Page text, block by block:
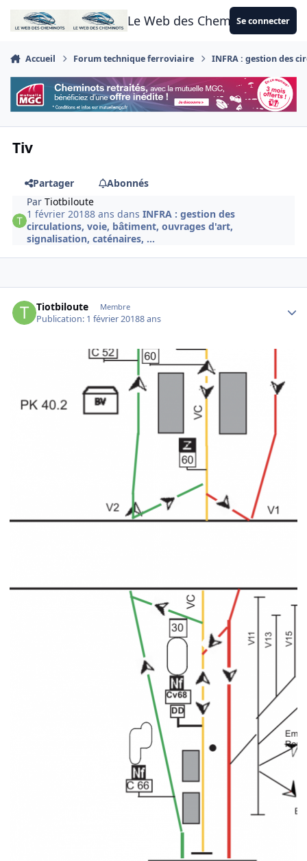
Aller au contenu
Le Web des CheminotsSe connecter
Accueil Forum technique ferroviaire INFRA : gestion des
Tiv
Partager
Abonnés
ParTiotbiloute
1 février 20188 ans dansINFRA : gestion des
circulations, voie, bâtiment, ouvrages d'art,
signalisation, caténaires, ...
Tiotbiloute Membre
Publication: 1 février 20188 ans